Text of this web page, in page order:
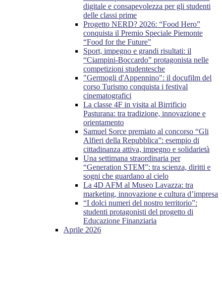
digitale e consapevolezza per gli studenti
delle classi prime
Progetto NERD? 2026: “Food Hero”
conquista il Premio Speciale Piemonte
“Food for the Future”
Sport, impegno e grandi risultati: il
“Ciampini-Boccardo” protagonista nelle
competizioni studentesche
"Germogli d'Appennino": il docufilm del
corso Turismo conquista i festival
cinematografici
La classe 4F in visita al Birrificio
Pasturana: tra tradizione, innovazione e
orientamento
Samuel Sorce premiato al concorso “Gli
Alfieri della Repubblica”: esempio di
cittadinanza attiva, impegno e solidarietà
Una settimana straordinaria per
“Generation STEM”: tra scienza, diritti e
sogni che guardano al cielo
La 4D AFM al Museo Lavazza: tra
marketing, innovazione e cultura d’impresa
“I dolci numeri del nostro territorio”:
studenti protagonisti del progetto di
Educazione Finanziaria
Aprile 2026